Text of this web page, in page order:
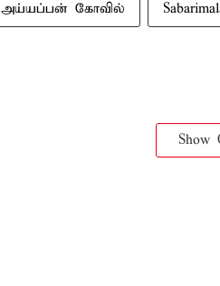
அய்யப்பன் கோவில்
Show